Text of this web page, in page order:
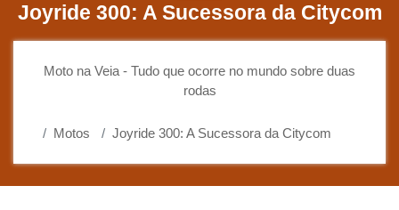
Joyride 300: A Sucessora da Citycom
Moto na Veia - Tudo que ocorre no mundo sobre duas
rodas
Motos Joyride 300: A Sucessora da Citycom